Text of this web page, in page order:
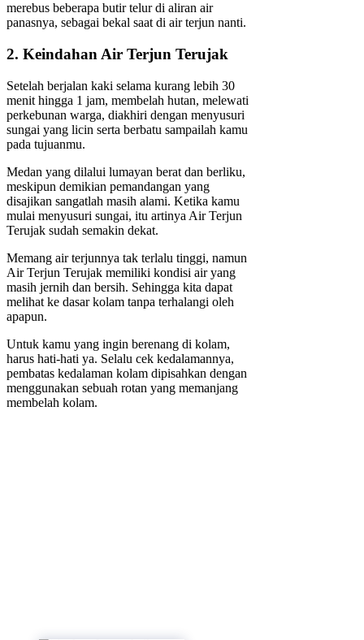
merebus beberapa butir telur di aliran air
panasnya, sebagai bekal saat di air terjun nanti.
2. Keindahan Air Terjun Terujak
Setelah berjalan kaki selama kurang lebih 30
menit hingga 1 jam, membelah hutan, melewati
perkebunan warga, diakhiri dengan menyusuri
sungai yang licin serta berbatu sampailah kamu
pada tujuanmu.
Medan yang dilalui lumayan berat dan berliku,
meskipun demikian pemandangan yang
disajikan sangatlah masih alami. Ketika kamu
mulai menyusuri sungai, itu artinya Air Terjun
Terujak sudah semakin dekat.
Memang air terjunnya tak terlalu tinggi, namun
Air Terjun Terujak memiliki kondisi air yang
masih jernih dan bersih. Sehingga kita dapat
melihat ke dasar kolam tanpa terhalangi oleh
apapun.
Untuk kamu yang ingin berenang di kolam,
harus hati-hati ya. Selalu cek kedalamannya,
pembatas kedalaman kolam dipisahkan dengan
menggunakan sebuah rotan yang memanjang
membelah kolam.